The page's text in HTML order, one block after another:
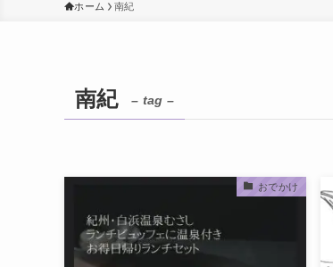
ホーム 南紀
南紀 – tag –
おでかけ